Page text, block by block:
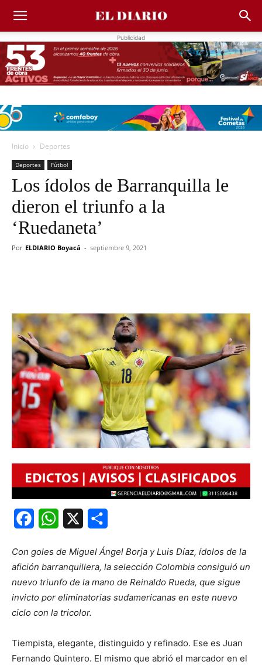
Publicidad
Inicio Deportes
Deportes Fútbol
Los ídolos de Barranquilla le
dieron el triunfo a la
‘Ruedaneta’
Por ELDIARIO Boyacá - septiembre 9, 2021
FacebookWhatsApp
Con goles de Miguel Ángel Borja y Luis Díaz, ídolos de la
afición barranquillera, la selección Colombia consiguió un
nuevo triunfo de la mano de Reinaldo Rueda, que sigue
invicto por eliminatorias sudamericanas en este nuevo
ciclo con la tricolor.
Tiempista, elegante, distinguido y refinado. Ese es Juan
Fernando Quintero. El mismo que abrió el marcador en el